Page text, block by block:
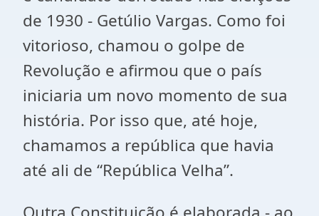
de 1930 - Getúlio Vargas. Como foi
vitorioso, chamou o golpe de
Revolução e afirmou que o país
iniciaria um novo momento de sua
história. Por isso que, até hoje,
chamamos a república que havia
até ali de “República Velha”.